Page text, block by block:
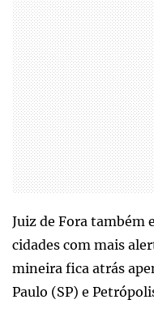
Juiz de Fora também
cidades com mais
mineira fica atrás
Paulo (SP) e